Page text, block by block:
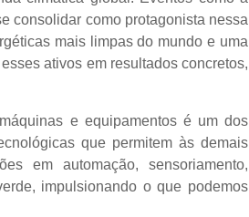
consolidar como protagonista nessa
mais limpas do mundo e uma
ativos em resultados concretos,
e equipamentos é um dos
que permitem às demais
em automação, sensoriamento,
impulsionando o que podemos